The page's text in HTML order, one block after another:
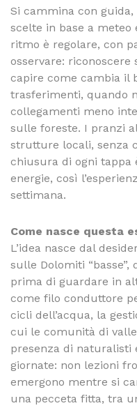
Si cammina con
scelte in base a
ritmo è regolare, con
osservare: riconoscere
capire come cambia il
trasferimenti, quando
collegamenti meno
sulle foreste. I pranzi
strutture locali, senza
chiusura di ogni tappa
energie, così
settimana.
Come nasce questa
L’idea nasce dal
sulle Dolomiti
prima di guardare in
come filo conduttore
cicli dell’acqua, la
cui le comunità di
presenza di naturalisti
giornate: non lezioni
emergono mentre si
una pecceta fitta, tra